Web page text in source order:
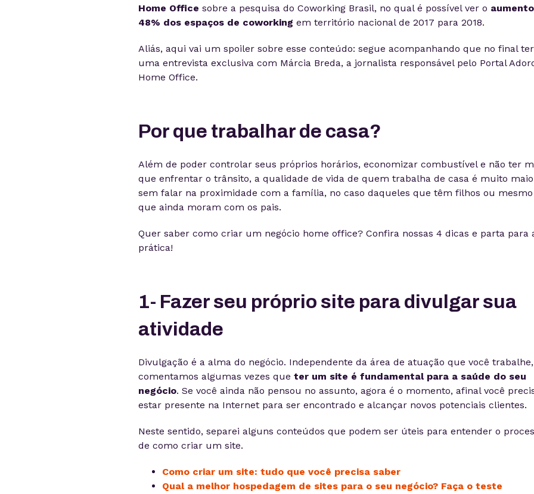
Home Office sobre a pesquisa do Coworking Brasil, no qual é possível ver o
48% dos espaços de coworking em território nacional de 2017 para 2018.
Aliás, aqui vai um spoiler sobre esse conteúdo: segue acompanhando que no final
uma entrevista exclusiva com Márcia Breda, a jornalista responsável pelo Portal
Home Office.
Por que trabalhar de casa?
Além de poder controlar seus próprios horários, economizar combustível e não ter
que enfrentar o trânsito, a qualidade de vida de quem trabalha de casa é muito
sem falar na proximidade com a família, no caso daqueles que têm filhos ou mesmo
que ainda moram com os pais.
Quer saber como criar um negócio home office? Confira nossas 4 dicas e parta para
prática!
1- Fazer seu próprio site para divulgar sua
atividade
Divulgação é a alma do negócio. Independente da área de atuação que você
comentamos algumas vezes que ter um site é fundamental para a saúde do seu
negócio. Se você ainda não pensou no assunto, agora é o momento, afinal você
estar presente na Internet para ser encontrado e alcançar novos potenciais clientes.
Neste sentido, separei alguns conteúdos que podem ser úteis para entender o
de como criar um site.
Como criar um site: tudo que você precisa saber
Qual a melhor hospedagem de sites para o seu negócio? Faça o teste